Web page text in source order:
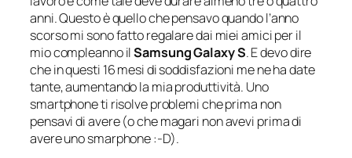
anni. Questo è quello che pensavo quando l’anno
scorso mi sono fatto regalare dai miei amici per il
mio compleanno ilSamsung Galaxy S. E devo dire
che in questi 16 mesi di soddisfazioni me ne ha date
tante, aumentando la mia produttività. Uno
smartphone ti risolve problemi che prima non
pensavi di avere (o che magari non avevi prima di
avere uno smarphone:-D).